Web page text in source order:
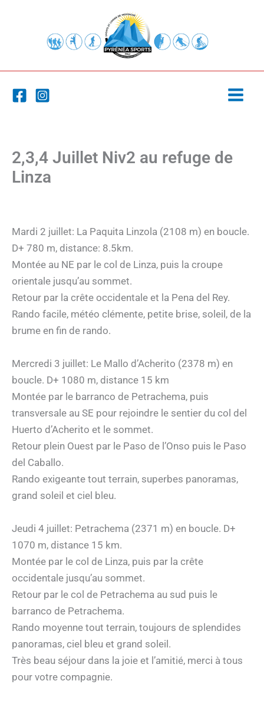
2,3,4 Juillet Niv2 au refuge de
Linza
Mardi 2 juillet: La Paquita Linzola (2108 m) en boucle.
D+ 780 m, distance: 8.5km.
Montée au NE par le col de Linza, puis la croupe
orientale jusqu’au sommet.
Retour par la crête occidentale et la Pena del Rey.
Rando facile, météo clémente, petite brise, soleil, de la
brume en fin de rando.
Mercredi 3 juillet: Le Mallo d’Acherito (2378 m) en
boucle. D+ 1080 m, distance 15 km
Montée par le barranco de Petrachema, puis
transversale au SE pour rejoindre le sentier du col del
Huerto d’Acherito et le sommet.
Retour plein Ouest par le Paso de l’Onso puis le Paso
del Caballo.
Rando exigeante tout terrain, superbes panoramas,
grand soleil et ciel bleu.
Jeudi 4 juillet: Petrachema (2371 m) en boucle. D+
1070 m, distance 15 km.
Montée par le col de Linza, puis par la crête
occidentale jusqu’au sommet.
Retour par le col de Petrachema au sud puis le
barranco de Petrachema.
Rando moyenne tout terrain, toujours de splendides
panoramas, ciel bleu et grand soleil.
Très beau séjour dans la joie et l’amitié, merci à tous
pour votre compagnie.